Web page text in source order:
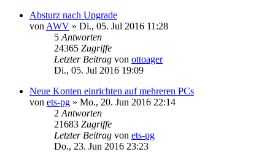
Absturz nach Upgrade
von AWV » Di., 05. Jul 2016 11:28
5 Antworten
24365 Zugriffe
Letzter Beitrag von ottoager
Di., 05. Jul 2016 19:09
Neue Konten einrichten auf mehreren PCs
von ets-pg » Mo., 20. Jun 2016 22:14
2 Antworten
21683 Zugriffe
Letzter Beitrag von ets-pg
Do., 23. Jun 2016 23:23